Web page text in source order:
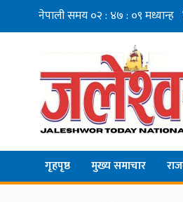
गृहपृष्ठ मुख्य समाचार